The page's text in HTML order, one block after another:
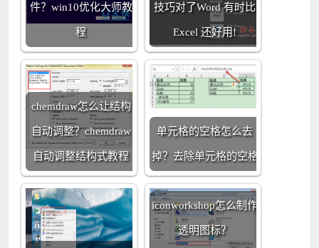
件？win10优化大师教
程
技巧对了Word 有时比
Excel 还好用!
chemdraw怎么让结构
自动调整？chemdraw
自动调整结构式教程
单元格的空格怎么去
掉？去除单元格的空格
iconworkshop怎么制作
透明图标？